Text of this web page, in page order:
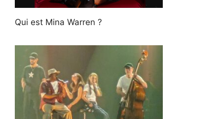
Qui est Mina Warren ?